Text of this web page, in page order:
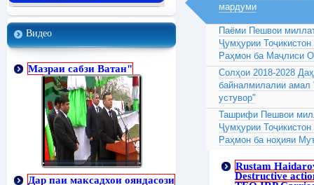
Видео
Мазраи сабзи Ватан"
Дар паи максадхои ояндасози
мардуми
Паёми Пешвои
Ҷумҳурии
Раҳмон ба Маҷлиси
Солҳои 2018-2028
байналмилалии
устувор"
Ташрифи Пешвои
Ҷумҳурии
Раҳмон ба ноҳияи
Rustam
Destructive